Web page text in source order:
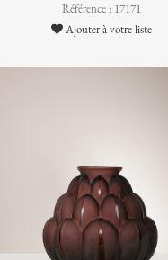
Référence : 17171
Ajouter à votre liste